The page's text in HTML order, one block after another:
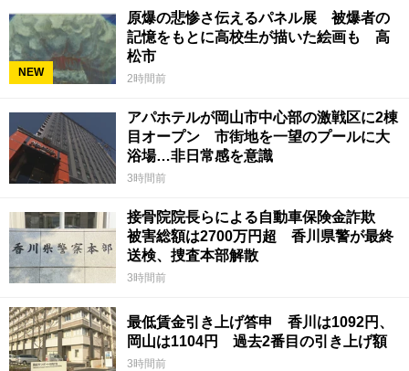
NEW
原爆の悲惨さ伝えるパネル展 被爆者の
記憶をもとに高校生が描いた絵画も 高
松市
2時間前
アパホテルが岡山市中心部の激戦区に2棟
目オープン 市街地を一望のプールに大
浴場…非日常感を意識
3時間前
接骨院院長らによる自動車保険金詐欺
被害総額は2700万円超 香川県警が最終
送検、捜査本部解散
3時間前
最低賃金引き上げ答申 香川は1092円、
岡山は1104円 過去2番目の引き上げ額
3時間前